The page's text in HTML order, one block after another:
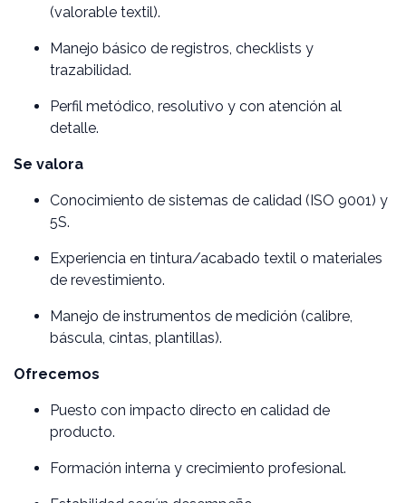
(valorable textil).
Manejo básico de registros, checklists y
trazabilidad.
Perfil metódico, resolutivo y con atención al
detalle.
Se valora
Conocimiento de sistemas de calidad (ISO 9001) y
5S.
Experiencia en tintura/acabado textil o materiales
de revestimiento.
Manejo de instrumentos de medición (calibre,
báscula, cintas, plantillas).
Ofrecemos
Puesto con impacto directo en calidad de
producto.
Formación interna y crecimiento profesional.